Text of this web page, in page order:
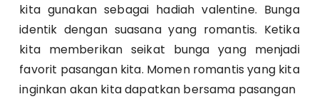
kita gunakan sebagai hadiah valentine. Bunga
identik dengan suasana yang romantis. Ketika
kita memberikan seikat bunga yang menjadi
favorit pasangan kita. Momen romantis yang kita
inginkan akan kita dapatkan bersama pasangan